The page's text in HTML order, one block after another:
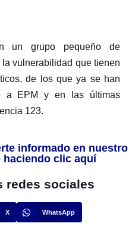
un grupo pequeño de
vulnerabilidad que tienen
de los que ya se han
a EPM y en las últimas
123.
informado en nuestro
haciendo clic aquí
redes sociales
X WhatsApp